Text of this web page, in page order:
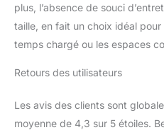
plus, l’absence de souci
taille, en fait un choix idéal pour
temps chargé ou les espaces
Retours des utilisateurs
Les avis des clients sont
moyenne de 4,3 sur 5 étoiles.